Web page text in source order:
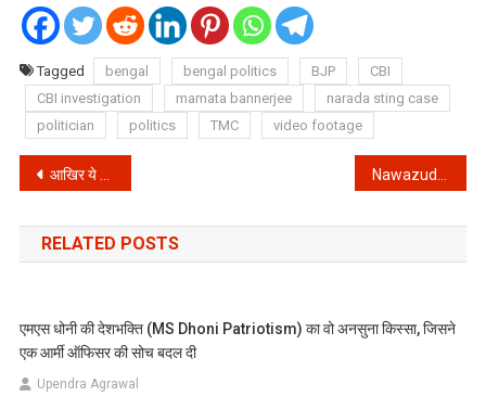
Tagged bengal bengal politics BJP
CBI
CBI investigation
mamata bannerjee
narada sting case
politician
politics TMC video footage
Post
navigation
आखिर ये क्या मांग कर दी इस प्रेमी ने सीएम नीतीश कुमार से और क्यों दे दी हाय, जाने सब कुछ
RELATED POSTS
एमएस धोनी की देशभक्ति (MS Dhoni Patriotism) का वो अनसुना किस्सा, जिसने
एक आर्मी ऑफिसर की सोच बदल दी
Upendra Agrawal